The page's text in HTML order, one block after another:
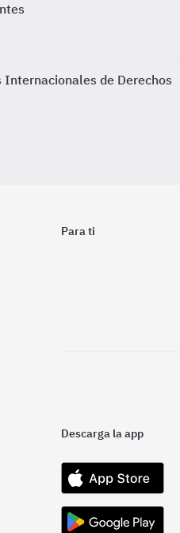
Internacionales de Derechos
Para ti
Descarga la app